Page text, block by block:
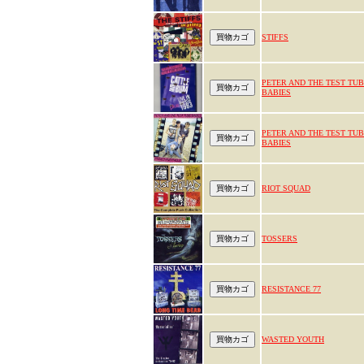
STIFFS
PETER AND THE TEST
BABIES
PETER AND THE TEST
BABIES
RIOT SQUAD
TOSSERS
RESISTANCE 77
WASTED YOUTH